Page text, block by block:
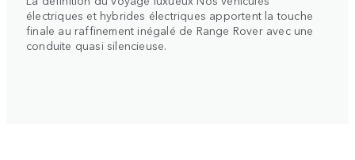
électriques et hybrides électriques apportent la touche
finale au raffinement inégalé de Range Rover avec une
conduite quasi silencieuse.